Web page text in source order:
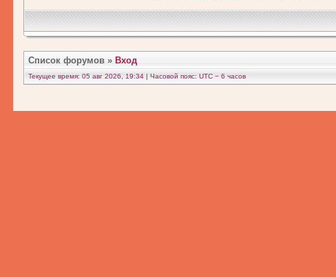
Список форумов » Вход
Текущее время: 05 авг 2026, 19:34 | Часовой пояс: UTC − 6 часов